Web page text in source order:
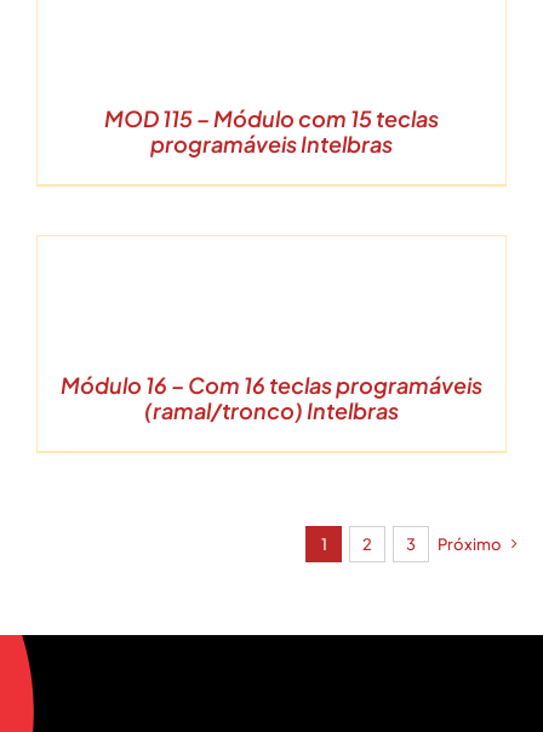
MOD 115 – Módulo com 15 teclas
programáveis Intelbras
Módulo 16 – Com 16 teclas programáveis
(ramal/tronco) Intelbras
1 2 3 Próximo